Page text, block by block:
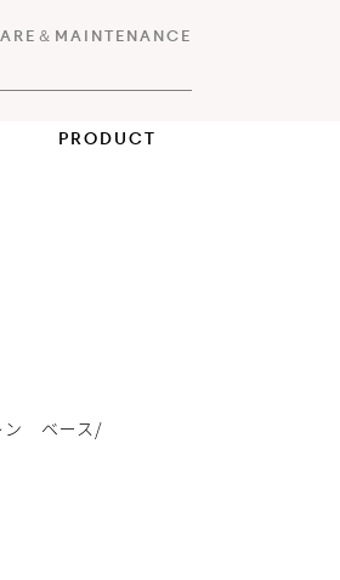
＆MAINTENANCE
PRODUCT
ン ベース/